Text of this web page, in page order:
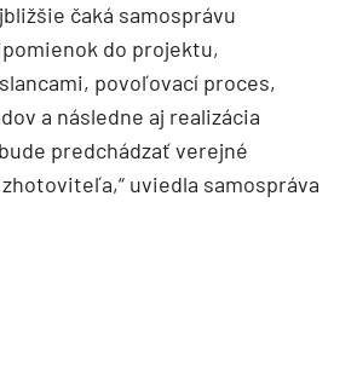
čaká samosprávu
do projektu,
povoľovací proces,
a následne aj realizácia
predchádzať verejné
uviedla samospráva